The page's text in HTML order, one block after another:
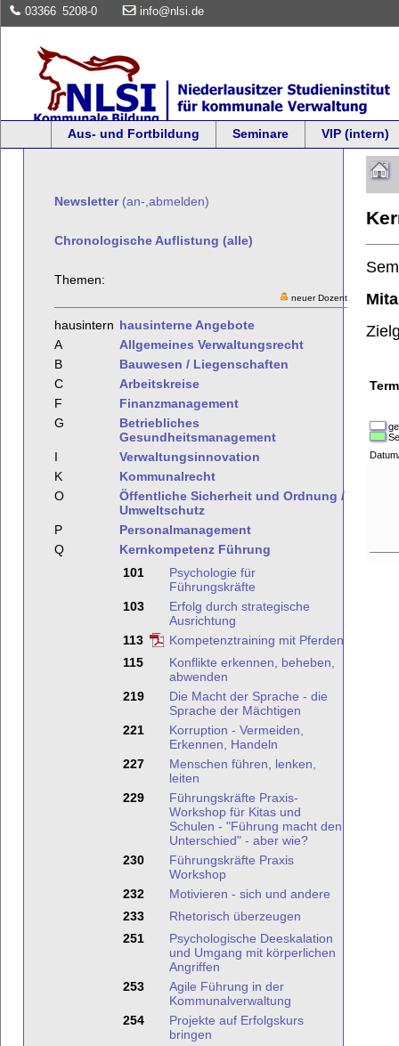
03366 5208-0 info@nlsi.de
Aus- und Fortbildung Seminare VIP (intern)
Newsletter(an-,abmelden)
Chronologische Auflistung (alle)
Themen:
neuer Dozent
hausintern hausinterne Angebote
A
Allgemeines Verwaltungsrecht
B
Bauwesen / Liegenschaften
C
Arbeitskreise
F
Finanzmanagement
G
Betriebliches
Gesundheitsmanagement
I
Verwaltungsinnovation
K
Kommunalrecht
O
Öffentliche Sicherheit und Ordnung /
Umweltschutz
P
Personalmanagement
Q
Kernkompetenz Führung
101
Psychologie für
Führungskräfte
103
Erfolg durch strategische
Ausrichtung
113
Kompetenztraining mit Pferden
115
Konflikte erkennen, beheben,
abwenden
219
Die Macht der Sprache - die
Sprache der Mächtigen
221
Korruption - Vermeiden,
Erkennen, Handeln
227
Menschen führen, lenken,
leiten
229
Führungskräfte Praxis-
Workshop für Kitas und
Schulen - "Führung macht den
Unterschied" - aber wie?
230
Führungskräfte Praxis
Workshop
232
Motivieren - sich und andere
233
Rhetorisch überzeugen
251
Psychologische Deeskalation
und Umgang mit körperlichen
Angriffen
253
Agile Führung in der
Kommunalverwaltung
254
Projekte auf Erfolgskurs
bringen